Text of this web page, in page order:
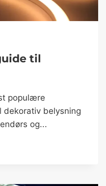
til
populære
dekorativ belysning
og...